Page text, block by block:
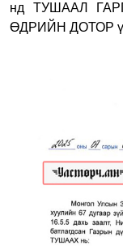
нд ТУШААЛ
ӨДРИЙН ДОТОР